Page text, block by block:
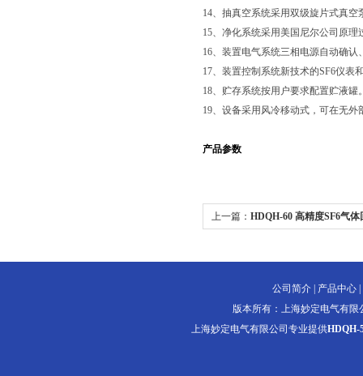
14、抽真空系统采用双级旋片式真
15、净化系统采用美国尼尔公司原
16、装置电气系统三相电源自动确认
17、装置控制系统新技术的SF6仪表
18、贮存系统按用户要求配置贮液罐
19、设备采用风冷移动式，可在无外
产品参数
上一篇： HDQH-60 高精度SF6气
公司简介 产品中心
版本所有：上海妙定电气有
上海妙定电气有限公司专业提供HDQH-